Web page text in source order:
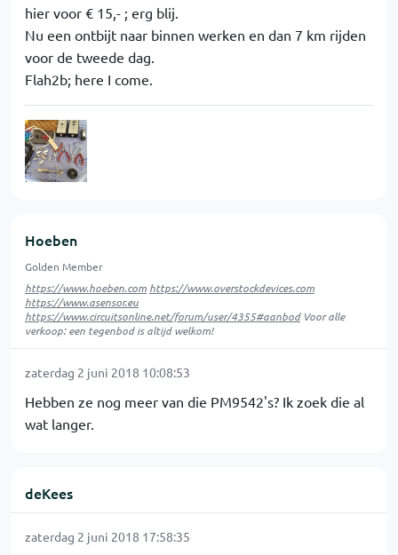
hier voor € 15,- ; erg blij.
Nu een ontbijt naar binnen werken en dan 7 km rijden
voor de tweede dag.
Flah2b; here I come.
Hoeben
Golden Member
https://www.hoeben.com https://www.overstockdevices.com
https://www.asensor.eu
https://www.circuitsonline.net/forum/user/4355#aanbodVoor alle
verkoop: een tegenbod is altijd welkom!
zaterdag 2 juni 2018 10:08:53
Hebben ze nog meer van die PM9542's? Ik zoek die al
wat langer.
deKees
zaterdag 2 juni 2018 17:58:35